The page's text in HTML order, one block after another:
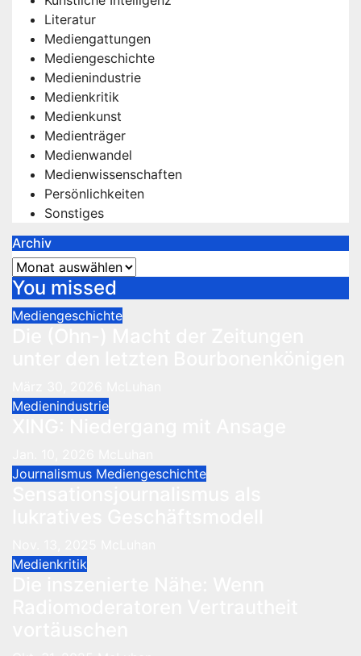
Literatur
Mediengattungen
Mediengeschichte
Medienindustrie
Medienkritik
Medienkunst
Medienträger
Medienwandel
Medienwissenschaften
Persönlichkeiten
Sonstiges
Archiv
Archiv
You missed
Mediengeschichte
Medienindustrie
Journalismus Mediengeschichte
Medienkritik